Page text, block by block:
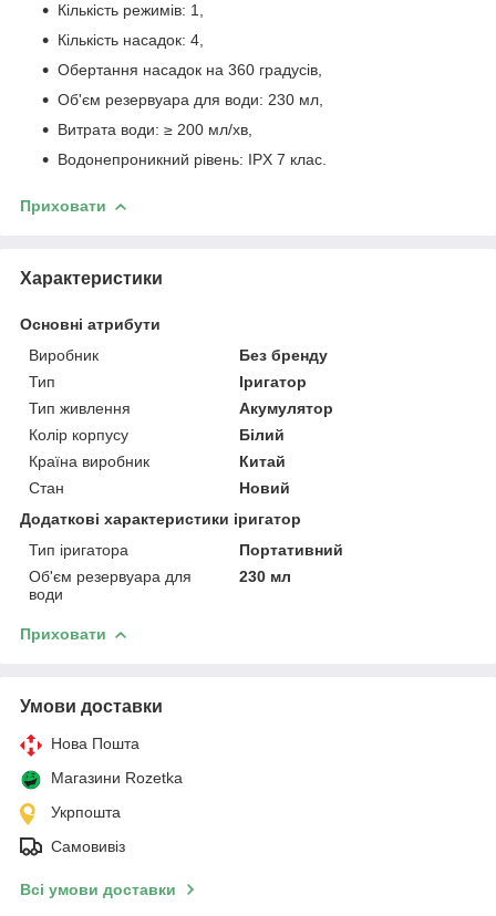
Кількість режимів: 1,
Кількість насадок: 4,
Обертання насадок на 360 градусів,
Об'єм резервуара для води: 230 мл,
Витрата води: ≥ 200 мл/хв,
Водонепроникний рівень: IPX 7 клас.
Приховати
Характеристики
Основні атрибути
Виробник
Без бренду
Тип
Іригатор
Тип живлення
Акумулятор
Колір корпусу
Білий
Країна виробник
Китай
Стан
Новий
Додаткові характеристики іригатор
Тип іригатора
Портативний
Об'єм резервуара для
води
230 мл
Приховати
Умови доставки
Нова Пошта
Магазини Rozetka
Укрпошта
Самовивіз
Всі умови доставки